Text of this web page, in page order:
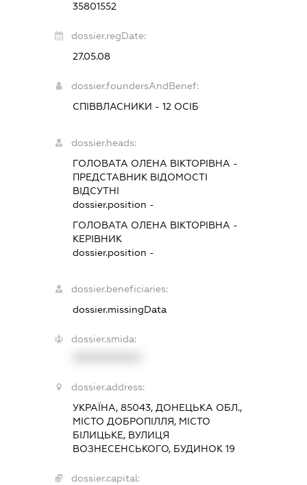
35801552
dossier.regDate:
27.05.08
dossier.foundersAndBenef:
СПІВВЛАСНИКИ - 12 ОСІБ
dossier.heads:
ГОЛОВАТА ОЛЕНА ВІКТОРІВНА -
ПРЕДСТАВНИКВІДОМОСТІ
ВІДСУТНІ
dossier.position -
ГОЛОВАТА ОЛЕНА ВІКТОРІВНА -
КЕРІВНИК
dossier.position -
dossier.beneficiaries:
dossier.missingData
dossier.smida:
dossier.address:
УКРАЇНА, 85043, ДОНЕЦЬКА ОБЛ.,
МІСТО ДОБРОПІЛЛЯ, МІСТО
БІЛИЦЬКЕ, ВУЛИЦЯ
ВОЗНЕСЕНСЬКОГО, БУДИНОК 19
dossier.capital: